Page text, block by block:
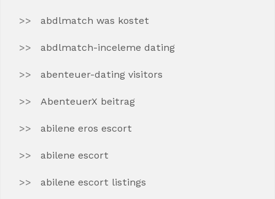
abdlmatch was kostet
abdlmatch-inceleme dating
abenteuer-dating visitors
AbenteuerX beitrag
abilene eros escort
abilene escort
abilene escort listings